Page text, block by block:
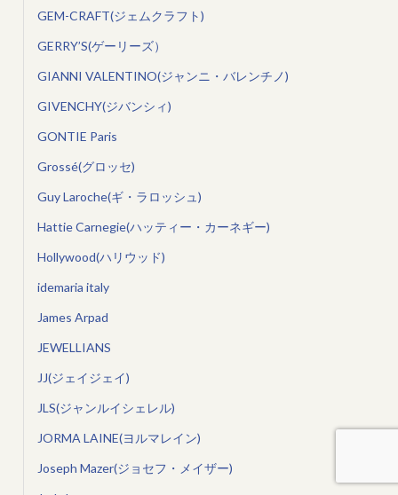
GEM-CRAFT(ジェムクラフト)
GERRY’S(ゲーリーズ）
GIANNI VALENTINO(ジャンニ・バレンチノ)
GIVENCHY(ジバンシィ)
GONTIE Paris
Grossé(グロッセ)
Guy Laroche(ギ・ラロッシュ)
Hattie Carnegie(ハッティー・カーネギー)
Hollywood(ハリウッド)
idemaria italy
James Arpad
JEWELLIANS
JJ(ジェイジェイ)
JLS(ジャンルイシェレル)
JORMA LAINE(ヨルマレイン)
Joseph Mazer(ジョセフ・メイザー)